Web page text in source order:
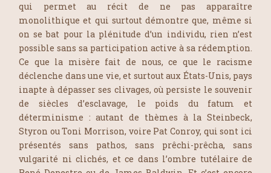
qui permet au récit de ne pas apparaître
monolithique et qui surtout démontre que, même si
on se bat pour la plénitude d’un individu, rien n’est
possible sans sa participation active à sa rédemption.
Ce que la misère fait de nous, ce que le racisme
déclenche dans une vie, et surtout aux États-Unis, pays
inapte à dépasser ses clivages, où persiste le souvenir
de siècles d’esclavage, le poids du fatum et
déterminisme : autant de thèmes à la Steinbeck,
Styron ou Toni Morrison, voire Pat Conroy, qui sont ici
présentés sans pathos, sans prêchi-prêcha, sans
vulgarité ni clichés, et ce dans l’ombre tutélaire de